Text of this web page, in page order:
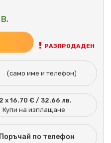
РАЗПРОДАДЕН
(само име и телефон)
x 16.70 € / 32.66 лв.
Купи на изплащане
Поръчай по телефон